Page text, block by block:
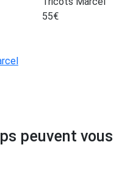
55€
peuvent vous